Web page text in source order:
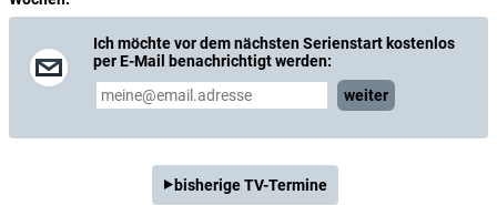
Ich möchte vor dem nächsten Serienstart kostenlos
per E-Mail benachrichtigt werden:
weiter
bisherige TV-Termine